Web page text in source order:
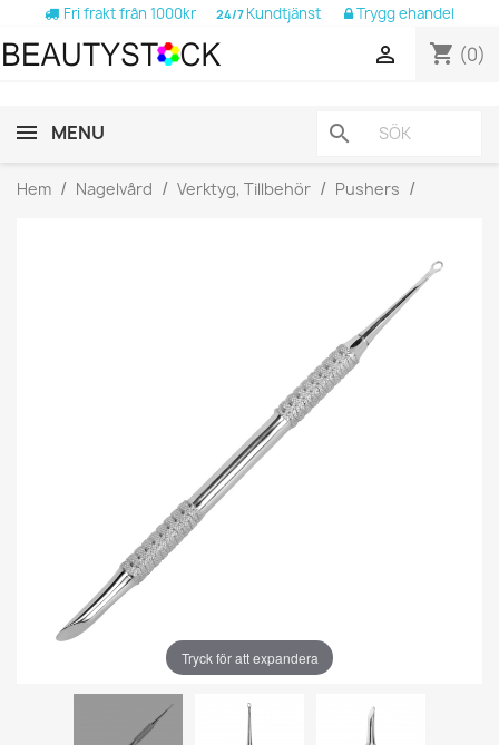
Fri frakt från 1000kr 24/7 Kundtjänst Trygg ehandel
shopping_cart (0)

MENU search
Hem Nagelvård Verktyg, Tillbehör Pushers
Tryck för att expandera